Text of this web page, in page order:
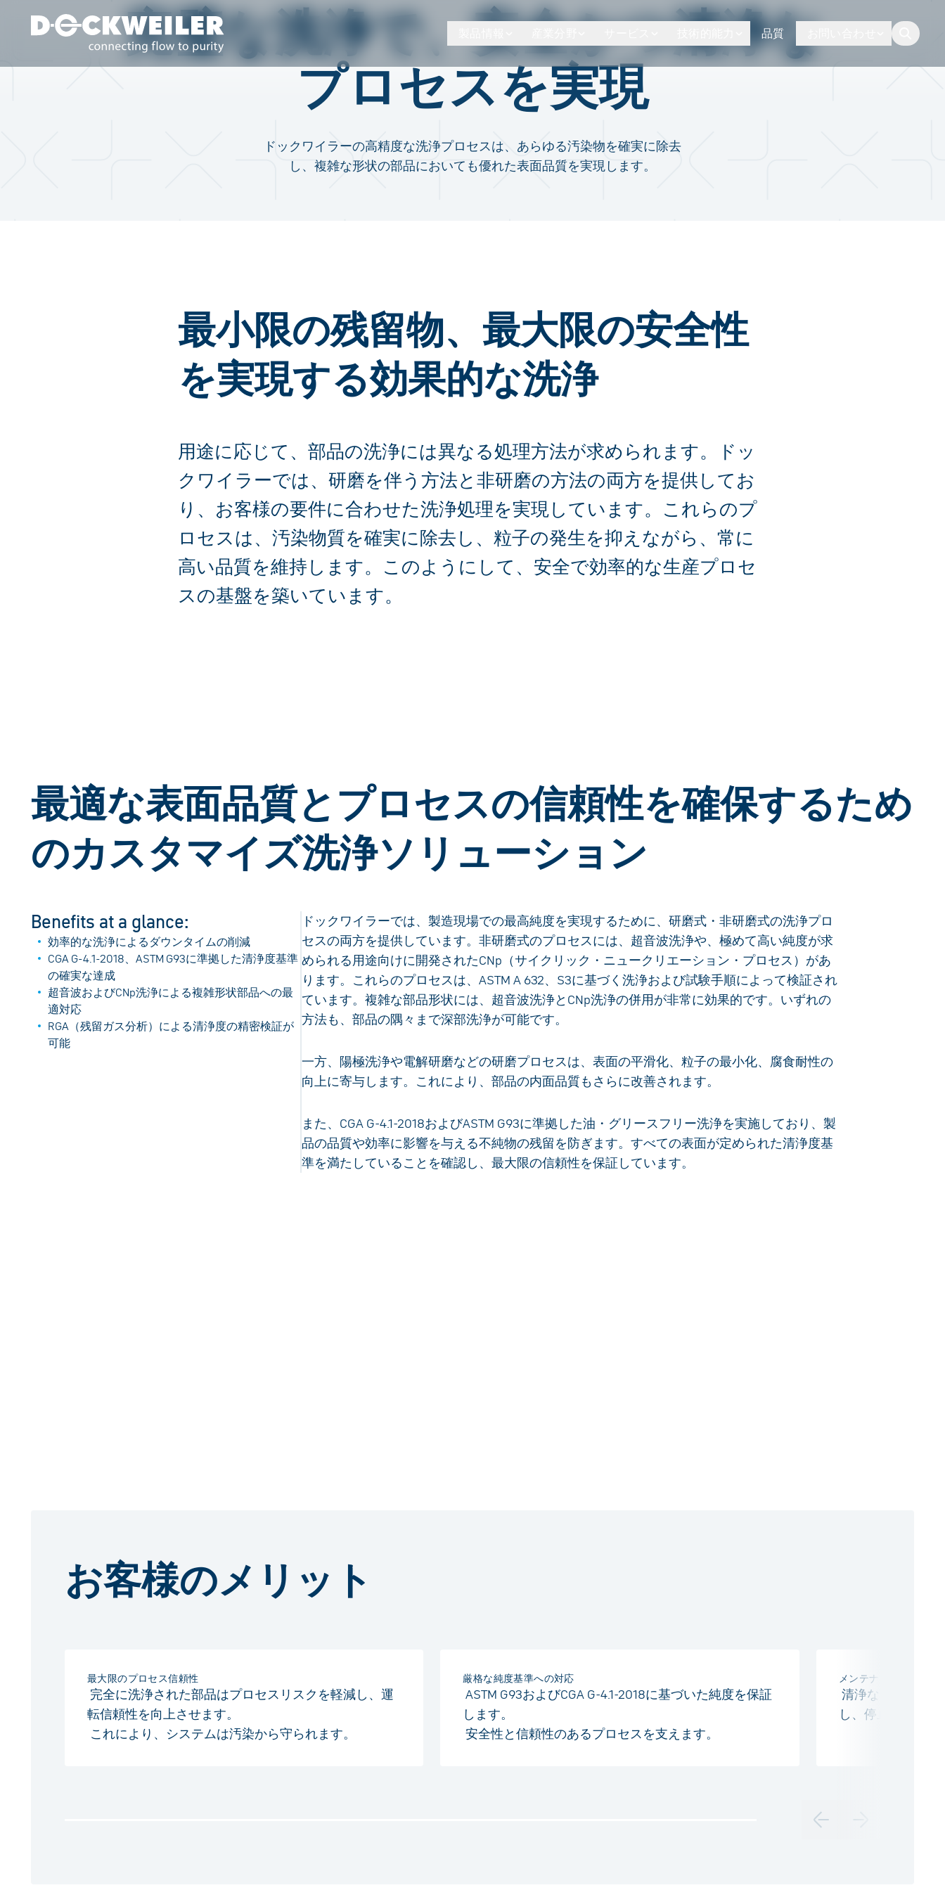
品質
完璧な洗浄で、安全かつ清浄な
プロセスを実現
ドックワイラーの高精度な洗浄プロセスは、あらゆる汚染物を確実に除去
し、複雑な形状の部品においても優れた表面品質を実現します。
最小限の残留物、最大限の安全性
を実現する効果的な洗浄
用途に応じて、部品の洗浄には異なる処理方法が求められます。ドッ
クワイラーでは、研磨を伴う方法と非研磨の方法の両方を提供してお
り、お客様の要件に合わせた洗浄処理を実現しています。これらのプ
ロセスは、汚染物質を確実に除去し、粒子の発生を抑えながら、常に
高い品質を維持します。このようにして、安全で効率的な生産プロセ
スの基盤を築いています。
最適な表面品質とプロセスの信頼性を確保するため
のカスタマイズ洗浄ソリューション
Benefits at a glance:
効率的な洗浄によるダウンタイムの削減
CGA G-4.1-2018、ASTM G93に準拠した清浄度基準
の確実な達成
超音波およびCNp洗浄による複雑形状部品への最
適対応
RGA（残留ガス分析）による清浄度の精密検証が
可能
ドックワイラーでは、製造現場での最高純度を実現するために、研磨式・非研磨式の洗浄プロ
セスの両方を提供しています。非研磨式のプロセスには、超音波洗浄や、極めて高い純度が求
められる用途向けに開発されたCNp（サイクリック・ニュークリエーション・プロセス）があ
ります。これらのプロセスは、ASTM A 632、S3に基づく洗浄および試験手順によって検証され
ています。複雑な部品形状には、超音波洗浄とCNp洗浄の併用が非常に効果的です。いずれの
方法も、部品の隅々まで深部洗浄が可能です。
一方、陽極洗浄や電解研磨などの研磨プロセスは、表面の平滑化、粒子の最小化、腐食耐性の
向上に寄与します。これにより、部品の内面品質もさらに改善されます。
また、CGA G-4.1-2018およびASTM G93に準拠した油・グリースフリー洗浄を実施しており、製
品の品質や効率に影響を与える不純物の残留を防ぎます。すべての表面が定められた清浄度基
準を満たしていることを確認し、最大限の信頼性を保証しています。
お客様のメリット
最大限のプロセス信頼性
完全に洗浄された部品はプロセスリスクを軽減し、運
転信頼性を向上させます。
これにより、システムは汚染から守られます。
厳格な純度基準への対応
ASTM G93およびCGA G-4.1-2018に基づいた純度を保証
します。
安全性と信頼性のあるプロセスを支えます。
メンテナンスとダウン
清浄な部品は堆
し、停止時間を